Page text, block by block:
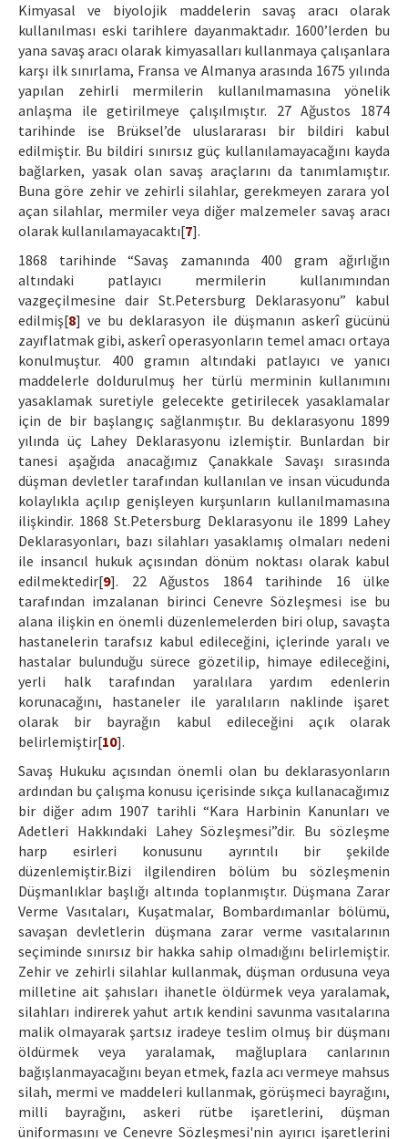
Kimyasal ve biyolojik maddelerin savaş aracı olarak
kullanılması eski tarihlere dayanmaktadır. 1600’lerden bu
yana savaş aracı olarak kimyasalları kullanmaya çalışanlara
karşı ilk sınırlama, Fransa ve Almanya arasında 1675 yılında
yapılan zehirli mermilerin kullanılmamasına yönelik
anlaşma ile getirilmeye çalışılmıştır. 27 Ağustos 1874
tarihinde ise Brüksel’de uluslararası bir bildiri kabul
edilmiştir. Bu bildiri sınırsız güç kullanılamayacağını kayda
bağlarken, yasak olan savaş araçlarını da tanımlamıştır.
Buna göre zehir ve zehirli silahlar, gerekmeyen zarara yol
açan silahlar, mermiler veya diğer malzemeler savaş aracı
olarak kullanılamayacaktı[7].
1868 tarihinde “Savaş zamanında 400 gram ağırlığın
altındaki patlayıcı mermilerin kullanımından
vazgeçilmesine dair St.Petersburg Deklarasyonu” kabul
edilmiş[8] ve bu deklarasyon ile düşmanın askerî gücünü
zayıflatmak gibi, askerî operasyonların temel amacı ortaya
konulmuştur. 400 gramın altındaki patlayıcı ve yanıcı
maddelerle doldurulmuş her türlü merminin kullanımını
yasaklamak suretiyle gelecekte getirilecek yasaklamalar
için de bir başlangıç sağlanmıştır. Bu deklarasyonu 1899
yılında üç Lahey Deklarasyonu izlemiştir. Bunlardan bir
tanesi aşağıda anacağımız Çanakkale Savaşı sırasında
düşman devletler tarafından kullanılan ve insan vücudunda
kolaylıkla açılıp genişleyen kurşunların kullanılmamasına
ilişkindir. 1868 St.Petersburg Deklarasyonu ile 1899 Lahey
Deklarasyonları, bazı silahları yasaklamış olmaları nedeni
ile insancıl hukuk açısından dönüm noktası olarak kabul
edilmektedir[9]. 22 Ağustos 1864 tarihinde 16 ülke
tarafından imzalanan birinci Cenevre Sözleşmesi ise bu
alana ilişkin en önemli düzenlemelerden biri olup, savaşta
hastanelerin tarafsız kabul edileceğini, içlerinde yaralı ve
hastalar bulunduğu sürece gözetilip, himaye edileceğini,
yerli halk tarafından yaralılara yardım edenlerin
korunacağını, hastaneler ile yaralıların naklinde işaret
olarak bir bayrağın kabul edileceğini açık olarak
belirlemiştir[10].
Savaş Hukuku açısından önemli olan bu deklarasyonların
ardından bu çalışma konusu içerisinde sıkça kullanacağımız
bir diğer adım 1907 tarihli “Kara Harbinin Kanunları ve
Adetleri Hakkındaki Lahey Sözleşmesi”dir. Bu sözleşme
harp esirleri konusunu ayrıntılı bir şekilde
düzenlemiştir.Bizi ilgilendiren bölüm bu sözleşmenin
Düşmanlıklar başlığı altında toplanmıştır. Düşmana Zarar
Verme Vasıtaları, Kuşatmalar, Bombardımanlar bölümü,
savaşan devletlerin düşmana zarar verme vasıtalarının
seçiminde sınırsız bir hakka sahip olmadığını belirlemiştir.
Zehir ve zehirli silahlar kullanmak, düşman ordusuna veya
milletine ait şahısları ihanetle öldürmek veya yaralamak,
silahları indirerek yahut artık kendini savunma vasıtalarına
malik olmayarak şartsız iradeye teslim olmuş bir düşmanı
öldürmek veya yaralamak, mağluplara canlarının
bağışlanmayacağını beyan etmek, fazla acı vermeye mahsus
silah, mermi ve maddeleri kullanmak, görüşmeci bayrağını,
milli bayrağını, askeri rütbe işaretlerini, düşman
üniformasını ve Cenevre Sözleşmesi'nin ayırıcı işaretlerini